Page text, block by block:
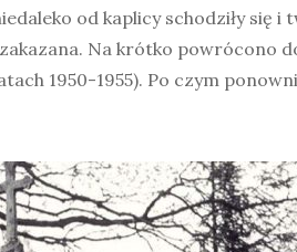
od kaplicy schodziły się
Na krótko powrócono
1950-1955). Po czym